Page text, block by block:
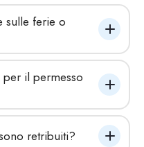
sulle ferie o
il permesso
retribuiti?